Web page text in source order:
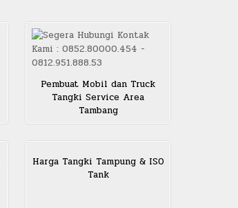
Pembuat Mobil dan Truck
Tangki Service Area
Tambang
Harga Tangki Tampung & ISO
Tank